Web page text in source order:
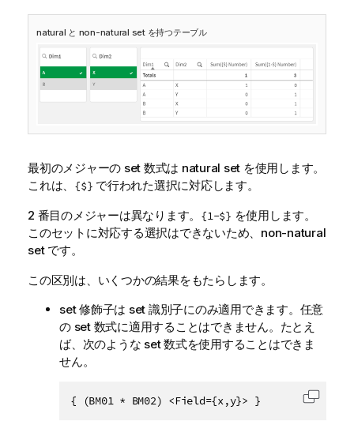
natural と non-natural set を持つテーブル
最初のメジャーの set 数式は natural set を使用します。
これは、 {$} で行われた選択に対応します。
2 番目のメジャーは異なります。 {1-$} を使用します。
このセットに対応する選択はできないため、non-natural
set です。
この区別は、いくつかの結果をもたらします。
set 修飾子は set 識別子にのみ適用できます。任意
の set 数式に適用することはできません。たとえ
ば、次のような set 数式を使用することはできま
せん。
{ (BM01 * BM02) <Field={x,y}> } コード